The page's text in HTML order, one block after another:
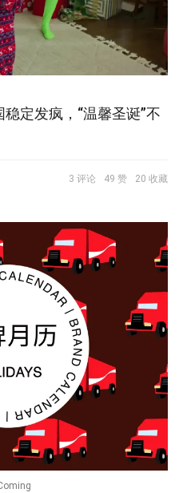
定发疯，“温馨圣诞”不
3 评论 49 赞 20 收藏